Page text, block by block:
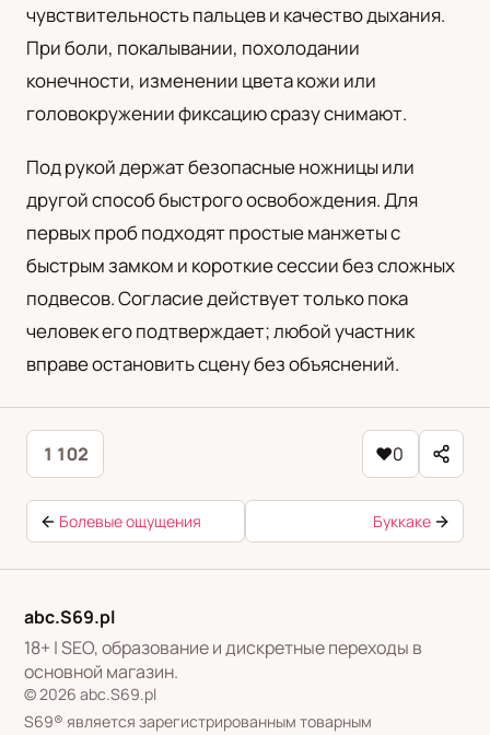
чувствительность пальцев и качество дыхания.
При боли, покалывании, похолодании
конечности, изменении цвета кожи или
головокружении фиксацию сразу снимают.
Под рукой держат безопасные ножницы или
другой способ быстрого освобождения. Для
первых проб подходят простые манжеты с
быстрым замком и короткие сессии без сложных
подвесов. Согласие действует только пока
человек его подтверждает; любой участник
вправе остановить сцену без объяснений.
1 102 ♥0
Болевые ощущения Буккаке
abc.S69.pl
18+ | SEO, образование и дискретные переходы в
основной магазин.
© 2026 abc.S69.pl
S69® является зарегистрированным товарным